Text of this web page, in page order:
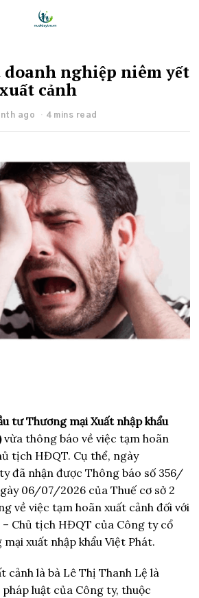
doanh nghiệp niêm yết
cảnh
ago 4 mins read
tư Thương mại Xuất nhập khẩu
vừa thông báo về việc tạm hoãn
tịch HĐQT. Cụ thể, ngày
đã nhận được Thông báo số 356/
06/07/2026 của Thuế cơ sở 2
về việc tạm hoãn xuất cảnh đối với
– Chủ tịch HĐQT của Công ty cổ
xuất nhập khẩu Việt Phát.
cảnh là bà Lê Thị Thanh Lệ là
luật của Công ty, thuộc